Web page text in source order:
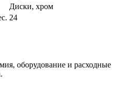
Диски, хром
24
оборудование и расходные